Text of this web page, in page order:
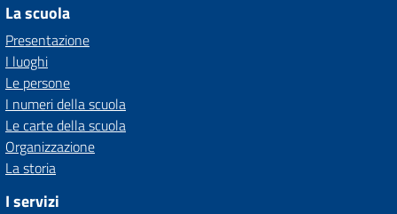
La scuola
Presentazione
I luoghi
Le persone
I numeri della scuola
Le carte della scuola
Organizzazione
La storia
I servizi